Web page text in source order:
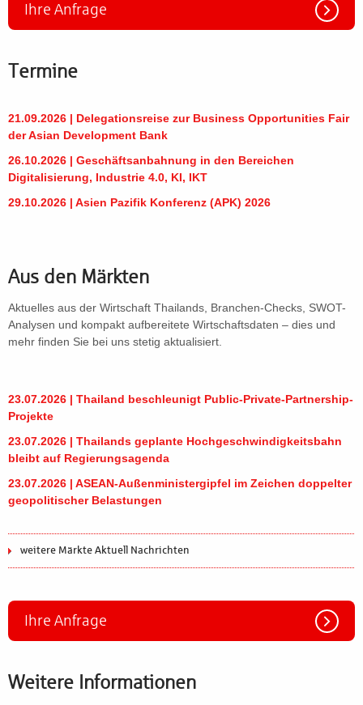
Ihre Anfrage
Termine
21.09.2026 | Delegationsreise zur Business Opportunities Fair
der Asian Development Bank
26.10.2026 | Geschäftsanbahnung in den Bereichen
Digitalisierung, Industrie 4.0, KI, IKT
29.10.2026 | Asien Pazifik Konferenz (APK) 2026
Aus den Märkten
Aktuelles aus der Wirtschaft Thailands, Branchen-Checks, SWOT-
Analysen und kompakt aufbereitete Wirtschaftsdaten – dies und
mehr finden Sie bei uns stetig aktualisiert.
23.07.2026 | Thailand beschleunigt Public-Private-Partnership-
Projekte
23.07.2026 | Thailands geplante Hochgeschwindigkeitsbahn
bleibt auf Regierungsagenda
23.07.2026 | ASEAN-Außenministergipfel im Zeichen doppelter
geopolitischer Belastungen
weitere Märkte Aktuell Nachrichten
Ihre Anfrage
Weitere Informationen